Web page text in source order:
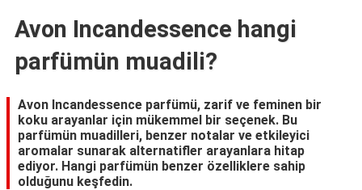
Avon Incandessence hangi
parfümün muadili?
Avon Incandessence parfümü, zarif ve feminen bir
koku arayanlar için mükemmel bir seçenek. Bu
parfümün muadilleri, benzer notalar ve etkileyici
aromalar sunarak alternatifler arayanlara hitap
ediyor. Hangi parfümün benzer özelliklere sahip
olduğunu keşfedin.